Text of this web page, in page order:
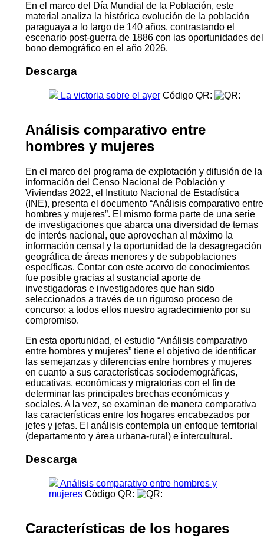
En el marco del Día Mundial de la Población, este
material analiza la histórica evolución de la población
paraguaya a lo largo de 140 años, contrastando el
escenario post-guerra de 1886 con las oportunidades del
bono demográfico en el año 2026.
Descarga
La victoria sobre el ayer Código QR:
Análisis comparativo entre
hombres y mujeres
En el marco del programa de explotación y difusión de la
información del Censo Nacional de Población y
Viviendas 2022, el Instituto Nacional de Estadística
(INE), presenta el documento “Análisis comparativo entre
hombres y mujeres”. El mismo forma parte de una serie
de investigaciones que abarca una diversidad de temas
de interés nacional, que aprovechan al máximo la
información censal y la oportunidad de la desagregación
geográfica de áreas menores y de subpoblaciones
específicas. Contar con este acervo de conocimientos
fue posible gracias al sustancial aporte de
investigadoras e investigadores que han sido
seleccionados a través de un riguroso proceso de
concurso; a todos ellos nuestro agradecimiento por su
compromiso.
En esta oportunidad, el estudio “Análisis comparativo
entre hombres y mujeres” tiene el objetivo de identificar
las semejanzas y diferencias entre hombres y mujeres
en cuanto a sus características sociodemográficas,
educativas, económicas y migratorias con el fin de
determinar las principales brechas económicas y
sociales. A la vez, se examinan de manera comparativa
las características entre los hogares encabezados por
jefes y jefas. El análisis contempla un enfoque territorial
(departamento y área urbana-rural) e intercultural.
Descarga
Análisis comparativo entre hombres y
mujeres Código QR:
Características de los hogares